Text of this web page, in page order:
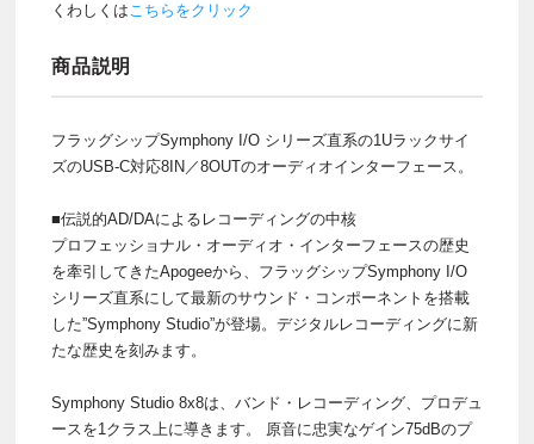
くわしくはこちらをクリック
商品説明
フラッグシップSymphony I/O シリーズ直系の1Uラックサイ
ズのUSB-C対応8IN／8OUTのオーディオインターフェース。
■伝説的AD/DAによるレコーディングの中核
プロフェッショナル・オーディオ・インターフェースの歴史
を牽引してきたApogeeから、フラッグシップSymphony I/O
シリーズ直系にして最新のサウンド・コンポーネントを搭載
した”Symphony Studio”が登場。デジタルレコーディングに新
たな歴史を刻みます。
Symphony Studio 8x8は、バンド・レコーディング、プロデュ
ースを1クラス上に導きます。 原音に忠実なゲイン75dBのプ